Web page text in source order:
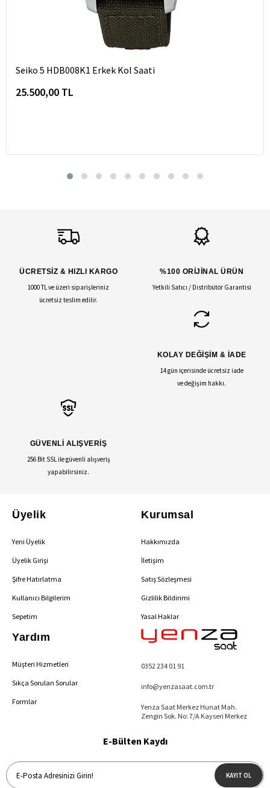
Seiko 5 HDB008K1 Erkek Kol Saati
25.500,00 TL
ÜCRETSİZ & HIZLI KARGO
1000 TL ve üzeri siparişleriniz
ücretsiz teslim edilir.
%100 ORİJİNAL ÜRÜN
Yetkili Satıcı / Distribütör Garantisi
KOLAY DEĞİŞİM & İADE
14 gün içerisinde ücretsiz iade
ve değişim hakkı.
GÜVENLİ ALIŞVERİŞ
256 Bit SSL ile güvenli alışveriş
yapabilirsiniz.
Üyelik
Yeni Üyelik
Üyelik Girişi
Şifre Hatırlatma
Kullanıcı Bilgilerim
Sepetim
Kurumsal
Hakkımızda
İletişim
Satış Sözleşmesi
Gizlilik Bildirimi
Yasal Haklar
Yardım
Müşteri Hizmetleri
Sıkça Sorulan Sorular
Formlar
0352 234 01 91
info@yenzasaat.com.tr
Yenza Saat Merkez Hunat Mah.
Zengin Sok. No: 7/A Kayseri Merkez
E-Bülten Kaydı
KAYIT OL